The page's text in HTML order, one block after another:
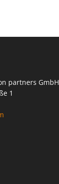
partners GmbH
1